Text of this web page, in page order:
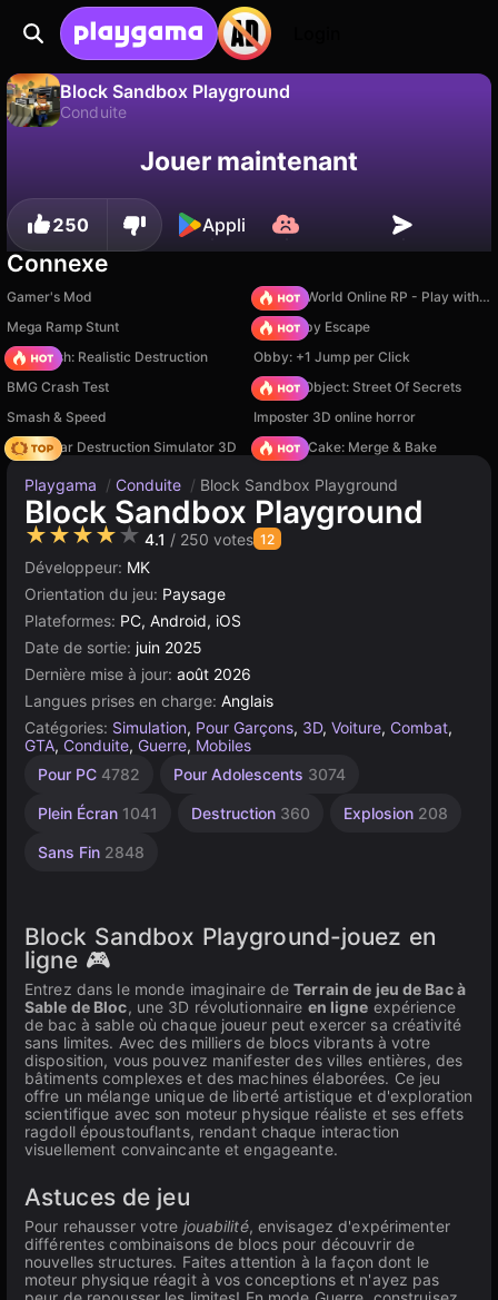
Block Sandbox Playground
Conduite
progression !
Non Enregistrer
Jouer maintenant
250 Appli
Connexe
Gamer's Mod
Sprunki World Online RP - Play with Friends!
Mega Ramp Stunt
Your Obby Escape
Car Crush: Realistic Destruction
Obby: +1 Jump per Click
BMG Crash Test
Hidden Object: Street Of Secrets
Smash & Speed
Imposter 3D online horror
Online Car Destruction Simulator 3D
Piece of Cake: Merge & Bake
Playgama / Conduite / Block Sandbox Playground
Block Sandbox Playground
★★★★★ 4.1 / 250 votes 12
Développeur: MK
Orientation du jeu: Paysage
Plateformes: PC, Android, iOS
Date de sortie: juin 2025
Dernière mise à jour: août 2026
Langues prises en charge: Anglais
Catégories: Simulation, Pour Garçons, 3D, Voiture, Combat,
GTA, Conduite, Guerre, Mobiles
Pour PC 4782 Pour Adolescents 3074
Plein Écran 1041 Destruction 360 Explosion 208
Sans Fin 2848
Arène
Crash
Voiture
Combat
Vol
44
Agilité
Bureau
Voitures
Démolition
Haute
3570
Navigateur
Unity
ligne
Block Sandbox Playground-jouez en
ligne 🎮
Entrez dans le monde imaginaire deTerrain de jeu de Bac à
Sable de Bloc, une 3D révolutionnaire en ligne expérience
de bac à sable où chaque joueur peut exercer sa créativité
sans limites. Avec des milliers de blocs vibrants à votre
disposition, vous pouvez manifester des villes entières, des
bâtiments complexes et des machines élaborées. Ce jeu
offre un mélange unique de liberté artistique et d'exploration
scientifique avec son moteur physique réaliste et ses effets
ragdoll époustouflants, rendant chaque interaction
visuellement convaincante et engageante.
Astuces de jeu
Pour rehausser votre jouabilité, envisagez d'expérimenter
différentes combinaisons de blocs pour découvrir de
nouvelles structures. Faites attention à la façon dont le
moteur physique réagit à vos conceptions et n'ayez pas